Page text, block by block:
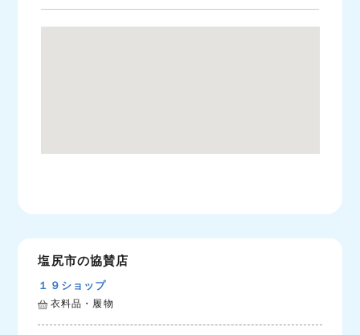
塩尻市の協賛店
１９ショップ
衣料品・履物